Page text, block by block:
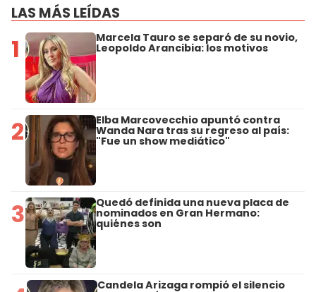
LAS MÁS LEÍDAS
1 Marcela Tauro se separó de su novio,
Leopoldo Arancibia: los motivos
2 Elba Marcovecchio apuntó contra
Wanda Nara tras su regreso al país:
"Fue un show mediático"
3 Quedó definida una nueva placa de
nominados en Gran Hermano:
quiénes son
Candela Arizaga rompió el silencio